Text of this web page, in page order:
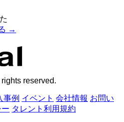
→
reserved.
事例 イベント 会社情報 お問い
タレント利用規約